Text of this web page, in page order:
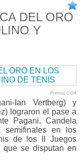
DEL ORO
Y
Prensa COA
Ian Vertberg) y
lograron el pase a
Pagani, Candela
semifinales en los
de los II Juegos
que se disputan en